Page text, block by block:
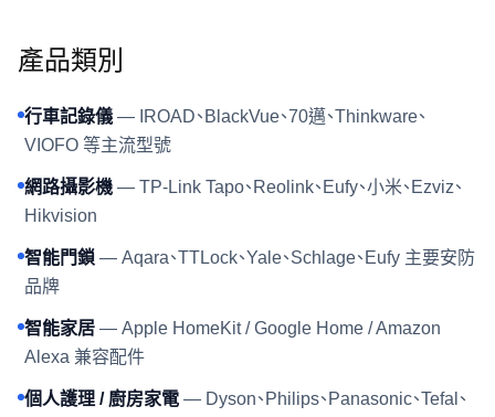
產品類別
行車記錄儀 — IROAD、BlackVue、70邁、Thinkware、
VIOFO 等主流型號
網路攝影機 — TP-Link Tapo、Reolink、Eufy、小米、Ezviz、
Hikvision
智能門鎖 — Aqara、TTLock、Yale、Schlage、Eufy 主要安防
品牌
智能家居 — Apple HomeKit / Google Home / Amazon
Alexa 兼容配件
個人護理 / 廚房家電 — Dyson、Philips、Panasonic、Tefal、